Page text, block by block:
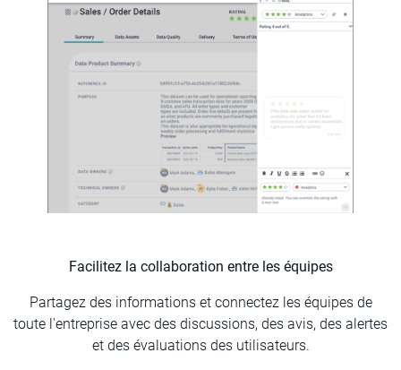
Facilitez la collaboration entre les équipes
Partagez des informations et connectez les équipes de
toute l'entreprise avec des discussions, des avis, des alertes
et des évaluations des utilisateurs.